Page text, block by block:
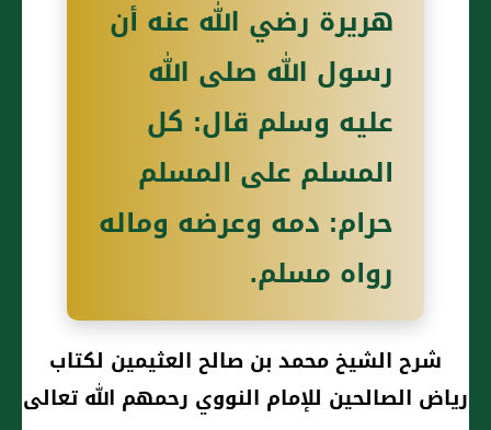
هريرة رضي الله عنه أن
رسول الله صلى الله
عليه وسلم قال: كل
المسلم على المسلم
حرام: دمه وعرضه وماله
رواه مسلم.
شرح الشيخ محمد بن صالح العثيمين لكتاب
رياض الصالحين للإمام النووي رحمهم الله تعالى